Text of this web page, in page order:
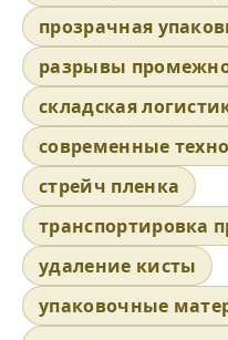
прозрачная
разрывы
складская
современные
стрейч пленка
транспортировка
удаление кисты
упаковочные